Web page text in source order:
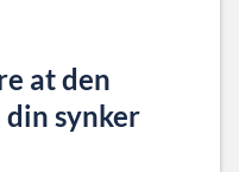
at den
synker